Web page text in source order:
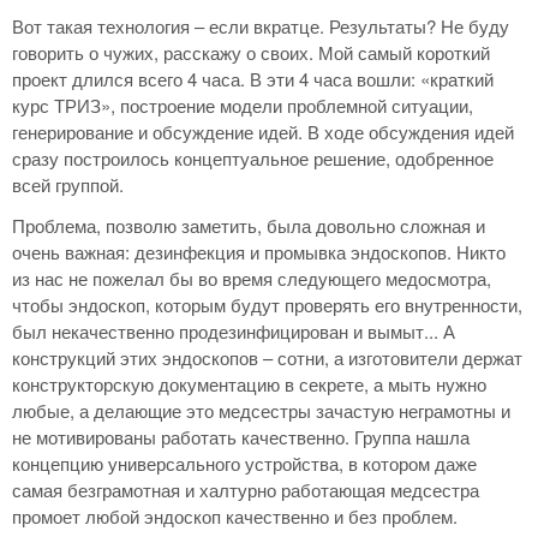
Вот такая технология – если вкратце. Результаты? Не буду
говорить о чужих, расскажу о своих. Мой самый короткий
проект длился всего 4 часа. В эти 4 часа вошли: «краткий
курс ТРИЗ», построение модели проблемной ситуации,
генерирование и обсуждение идей. В ходе обсуждения идей
сразу построилось концептуальное решение, одобренное
всей группой.
Проблема, позволю заметить, была довольно сложная и
очень важная: дезинфекция и промывка эндоскопов. Никто
из нас не пожелал бы во время следующего медосмотра,
чтобы эндоскоп, которым будут проверять его внутренности,
был некачественно продезинфицирован и вымыт... А
конструкций этих эндоскопов – сотни, а изготовители держат
конструкторскую документацию в секрете, а мыть нужно
любые, а делающие это медсестры зачастую неграмотны и
не мотивированы работать качественно. Группа нашла
концепцию универсального устройства, в котором даже
самая безграмотная и халтурно работающая медсестра
промоет любой эндоскоп качественно и без проблем.